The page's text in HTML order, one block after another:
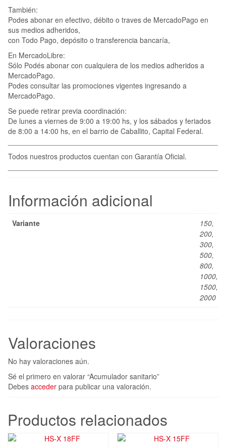
También:
Podes abonar en efectivo, débito o traves de MercadoPago en
sus medios adheridos,
con Todo Pago, depósito o transferencia bancaría,
En MercadoLibre:
Sólo Podés abonar con cualquiera de los medios adheridos a
MercadoPago.
Podes consultar las promociones vigentes ingresando a
MercadoPago.
Se puede retirar previa coordinación:
De lunes a viernes de 9:00 a 19:00 hs, y los sábados y feriados
de 8:00 a 14:00 hs, en el barrio de Caballito, Capital Federal.
Todos nuestros productos cuentan con Garantía Oficial.
Información adicional
Variante
150,
200,
300,
500,
800,
1000,
1500,
2000
Valoraciones
No hay valoraciones aún.
Sé el primero en valorar “Acumulador sanitario”
Debes acceder para publicar una valoración.
Productos relacionados